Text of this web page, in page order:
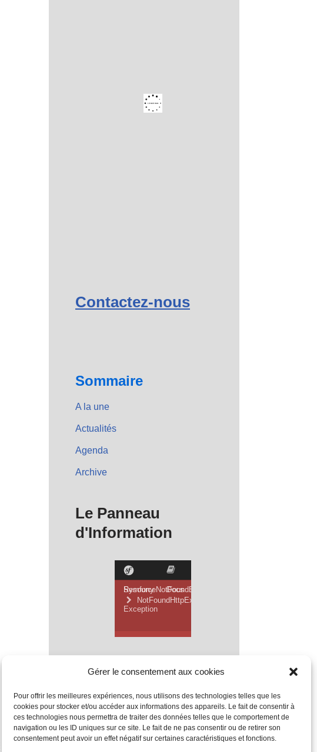
Gérer le consentement aux cookies
Pour offrir les meilleures expériences, nous utilisons des technologies telles que les
cookies pour stocker et/ou accéder aux informations des appareils. Le fait de consentir à
ces technologies nous permettra de traiter des données telles que le comportement de
navigation ou les ID uniques sur ce site. Le fait de ne pas consentir ou de retirer son
consentement peut avoir un effet négatif sur certaines caractéristiques et fonctions.
Contactez-nous
Sommaire
A la une
Actualités
Agenda
Archive
Le Panneau
d'Information
Mentions Légales